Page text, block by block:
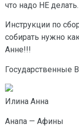
что надо НЕ делать.
Инструкции по
собирать нужно
Анне!!!
Государственные
Илина Анна
Анапа — Афины